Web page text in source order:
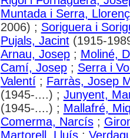
Muntada i Serra, Llorenç
2006) ; Soriguera i
Pujals, Jacint(1915-
Arnau, Josep; Moliné,
Camí, Josep; Serra i
Valentí; Farràs, Josep
(1945-....) ; Junyent,
(1945-....) ; Mallafré,
Comerma, Narcís;
Martorell, Lluís;